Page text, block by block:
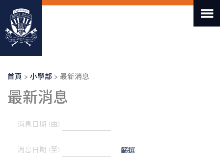
內
導
連
結
首頁 小學部 最新消息
最新消息
消息日期 (由)
消息日期 (至)